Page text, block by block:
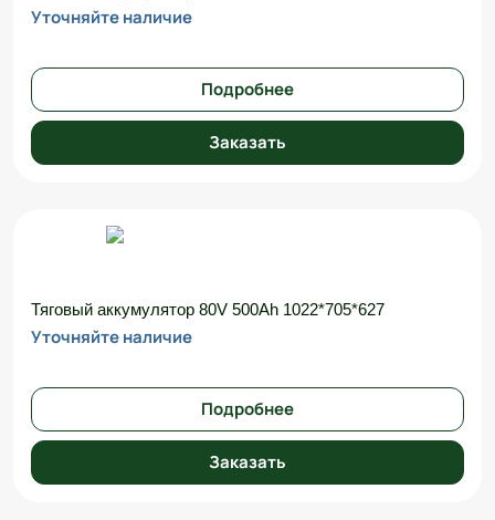
Уточняйте наличие
Подробнее
Заказать
Тяговый аккумулятор 80V 500Ah 1022*705*627
Уточняйте наличие
Подробнее
Заказать